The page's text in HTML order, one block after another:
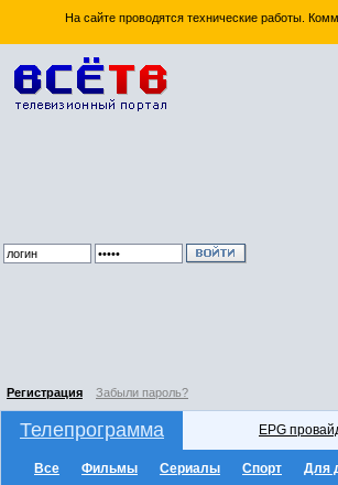
На сайте проводятся технические работы.
Регистрация Забыли пароль?
Телепрограмма EPG
Все Фильмы Сериалы Спорт Для